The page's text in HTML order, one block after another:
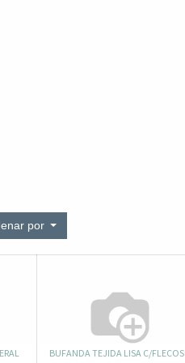
por
BUFANDA TEJIDA LISA C/FLECOS